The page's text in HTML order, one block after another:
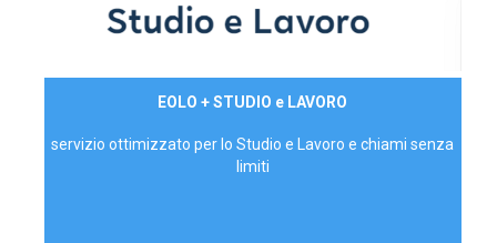
EOLO + STUDIO e LAVORO
servizio ottimizzato per lo Studio e Lavoro e chiami senza
limiti